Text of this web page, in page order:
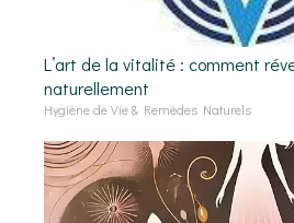
L’art de la vitalité : comment
naturellement
Hygiène de Vie & Remèdes Naturels